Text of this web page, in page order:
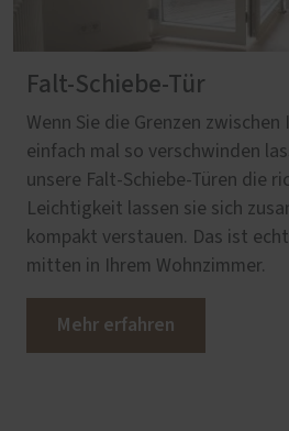
Falt-Schiebe-Tür
Wenn Sie die Grenzen zwischen
einfach mal so verschwinden
unsere Falt-Schiebe-Türen die
Leichtigkeit lassen sie sich
kompakt verstauen. Das ist
mitten in Ihrem Wohnzimmer.
Mehr erfahren